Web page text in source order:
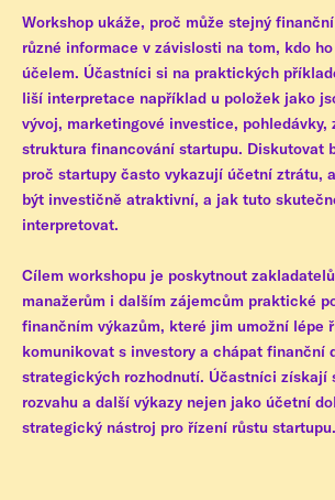
Workshop ukáže, proč může stejný
různé informace v závislosti na tom, kdo
účelem. Účastníci si na praktických
liší interpretace například u položek jako
vývoj, marketingové investice, pohledávky,
struktura financování startupu. Diskutovat
proč startupy často vykazují účetní ztrátu,
být investičně atraktivní, a jak tuto
interpretovat.
Cílem workshopu je poskytnout
manažerům i dalším zájemcům praktické
finančním výkazům, které jim umožní lépe
komunikovat s investory a chápat finanční
strategických rozhodnutí. Účastníci získají
rozvahu a další výkazy nejen jako účetní
strategický nástroj pro řízení růstu startupu.